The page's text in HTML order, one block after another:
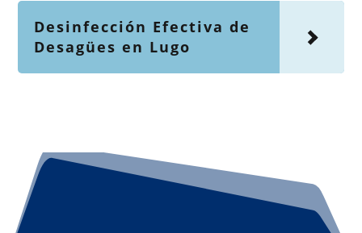
Desinfección Efectiva de
Desagües en Lugo